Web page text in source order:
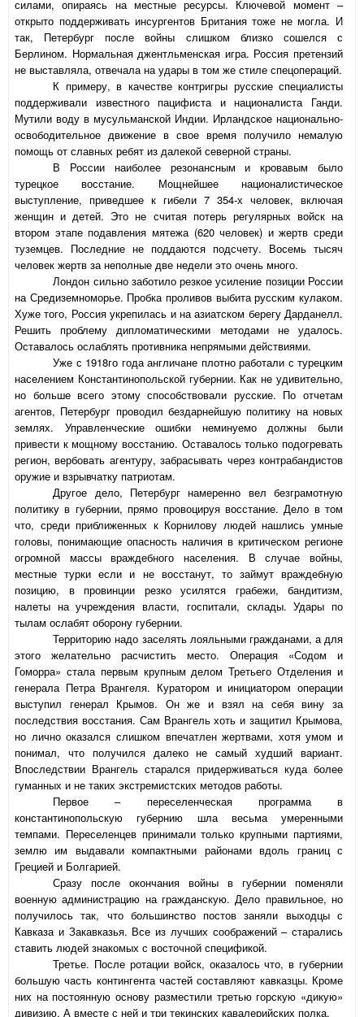
силами, опираясь на местные ресурсы. Ключевой момент –
открыто поддерживать инсургентов Британия тоже не могла. И
так, Петербург после войны слишком близко сошелся с
Берлином. Нормальная джентльменская игра. Россия претензий
не выставляла, отвечала на удары в том же стиле спецопераций.
К примеру, в качестве контригры русские специалисты
поддерживали известного пацифиста и националиста Ганди.
Мутили воду в мусульманской Индии. Ирландское национально-
освободительное движение в свое время получило немалую
помощь от славных ребят из далекой северной страны.
В России наиболее резонансным и кровавым было
турецкое восстание. Мощнейшее националистическое
выступление, приведшее к гибели 7 354-х человек, включая
женщин и детей. Это не считая потерь регулярных войск на
втором этапе подавления мятежа (620 человек) и жертв среди
туземцев. Последние не поддаются подсчету. Восемь тысяч
человек жертв за неполные две недели это очень много.
Лондон сильно заботило резкое усиление позиции России
на Средиземноморье. Пробка проливов выбита русским кулаком.
Хуже того, Россия укрепилась и на азиатском берегу Дарданелл.
Решить проблему дипломатическими методами не удалось.
Оставалось ослаблять противника непрямыми действиями.
Уже с 1918го года англичане плотно работали с турецким
населением Константинопольской губернии. Как не удивительно,
но больше всего этому способствовали русские. По отчетам
агентов, Петербург проводил бездарнейшую политику на новых
землях. Управленческие ошибки неминуемо должны были
привести к мощному восстанию. Оставалось только подогревать
регион, вербовать агентуру, забрасывать через контрабандистов
оружие и взрывчатку патриотам.
Другое дело, Петербург намеренно вел безграмотную
политику в губернии, прямо провоцируя восстание. Дело в том
что, среди приближенных к Корнилову людей нашлись умные
головы, понимающие опасность наличия в критическом регионе
огромной массы враждебного населения. В случае войны,
местные турки если и не восстанут, то займут враждебную
позицию, в провинции резко усилятся грабежи, бандитизм,
налеты на учреждения власти, госпитали, склады. Удары по
тылам ослабят оборону губернии.
Территорию надо заселять лояльными гражданами, а для
этого желательно расчистить место. Операция «Содом и
Гоморра» стала первым крупным делом Третьего Отделения и
генерала Петра Врангеля. Куратором и инициатором операции
выступил генерал Крымов. Он же и взял на себя вину за
последствия восстания. Сам Врангель хоть и защитил Крымова,
но лично оказался слишком впечатлен жертвами, хотя умом и
понимал, что получился далеко не самый худший вариант.
Впоследствии Врангель старался придерживаться куда более
гуманных и не таких экстремистских методов работы.
Первое – переселенческая программа в
константинопольскую губернию шла весьма умеренными
темпами. Переселенцев принимали только крупными партиями,
землю им выдавали компактными районами вдоль границ с
Грецией и Болгарией.
Сразу после окончания войны в губернии поменяли
военную администрацию на гражданскую. Дело правильное, но
получилось так, что большинство постов заняли выходцы с
Кавказа и Закавказья. Все из лучших соображений – старались
ставить людей знакомых с восточной спецификой.
Третье. После ротации войск, оказалось что, в губернии
большую часть контингента частей составляют кавказцы. Кроме
них на постоянную основу разместили третью горскую «дикую»
дивизию. А вместе с ней и три текинских кавалерийских полка.